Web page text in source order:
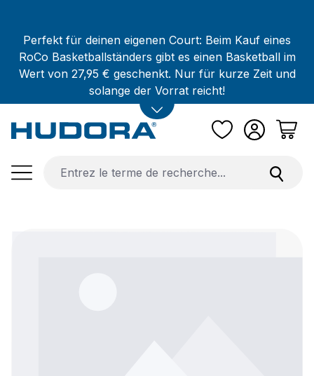
Perfekt für deinen eigenen Court: Beim Kauf eines
RoCo Basketballständers gibt es einen Basketball im
Wert von 27,95 € geschenkt. Nur für kurze Zeit und
solange der Vorrat reicht!